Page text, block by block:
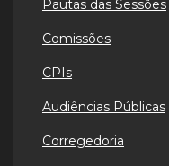
Pautas das Sessões
Comissões
CPIs
Audiências Públicas
Corregedoria